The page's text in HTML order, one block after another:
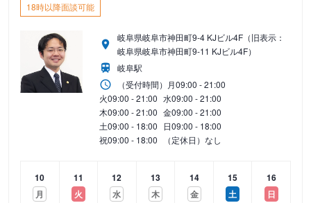
18時以降面談可能
岐阜県岐阜市神田町9-4 KJビル4F（旧表示：
岐阜県岐阜市神田町9-11 KJビル4F）
岐阜駅
（受付時間） 月09:00 - 21:00
火09:00 - 21:00 水09:00 - 21:00
木09:00 - 21:00 金09:00 - 21:00
土09:00 - 18:00 日09:00 - 18:00
祝09:00 - 18:00 （定休日）なし
10
月
11
火
12
水
13
木
14
金
15
土
16
日